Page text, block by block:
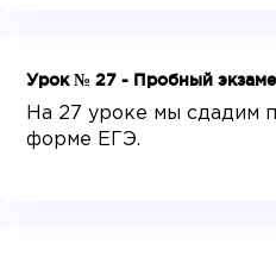
Урок № 27 - Пробный
На 27 уроке мы сдадим
форме ЕГЭ.